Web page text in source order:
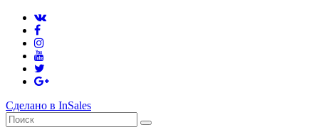
Сделано в InSales